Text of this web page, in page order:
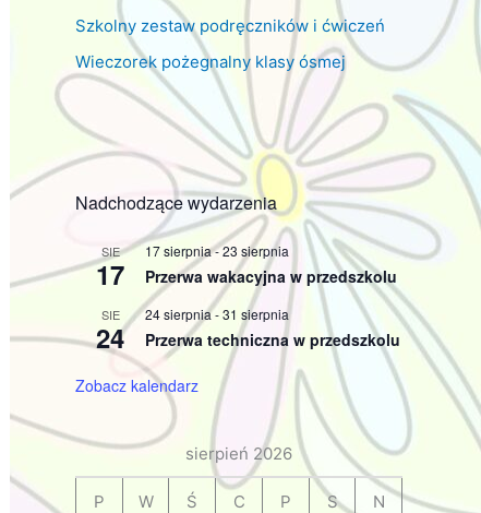
Szkolny zestaw podręczników i ćwiczeń
Wieczorek pożegnalny klasy ósmej
Nadchodzące wydarzenia
SIE
17
17 sierpnia-23 sierpnia
Przerwa wakacyjna w przedszkolu
SIE
24
24 sierpnia-31 sierpnia
Przerwa techniczna w przedszkolu
Zobacz kalendarz
sierpień 2026
P W Ś C P S N